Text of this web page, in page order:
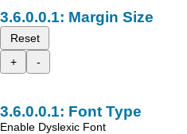
Margin Size
Reset
+
-
Font Type
Enable Dyslexic Font